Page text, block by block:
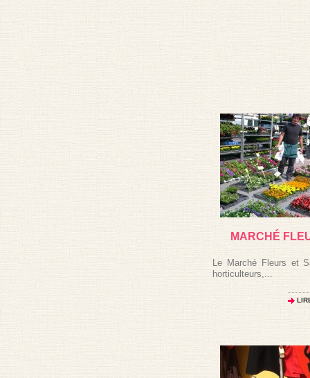
MARCHÉ
Le Marché Fleurs et
horticulteurs,...